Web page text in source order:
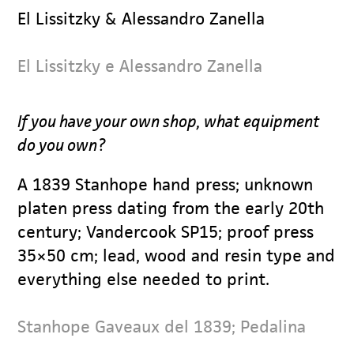
El Lissitzky & Alessandro Zanella
El Lissitzky e Alessandro Zanella
If you have your own shop, what equipment
do you own?
A 1839 Stanhope hand press; unknown
platen press dating from the early 20th
century; Vandercook SP15; proof press
35×50 cm; lead, wood and resin type and
everything else needed to print.
Stanhope Gaveaux del 1839; Pedalina